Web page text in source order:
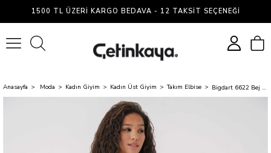
1500 TL ÜZERI KARGO BEDAVA - 12 TAKSIT SEÇENEĞI
Anasayfa Moda Kadın Giyim Kadın Üst Giyim Takım Elbise Bigdart 6622 Bej Kadın Takım